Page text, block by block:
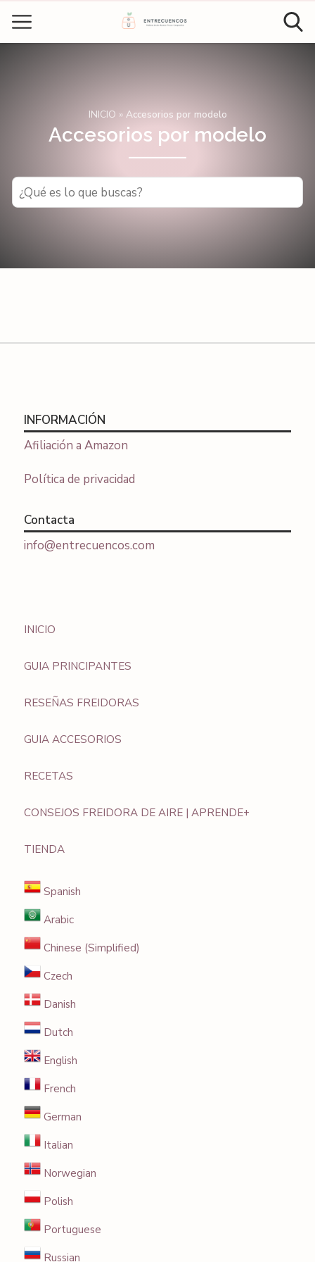
INICIO » Accesorios por modelo
Accesorios por modelo
INFORMACIÓN
Afiliación a Amazon
Política de privacidad
Contacta
info@entrecuencos.com
INICIO
GUIA PRINCIPANTES
RESEÑAS FREIDORAS
GUIA ACCESORIOS
RECETAS
CONSEJOS FREIDORA DE AIRE | APRENDE+
TIENDA
Spanish
Arabic
Chinese (Simplified)
Czech
Danish
Dutch
English
French
German
Italian
Norwegian
Polish
Portuguese
Russian